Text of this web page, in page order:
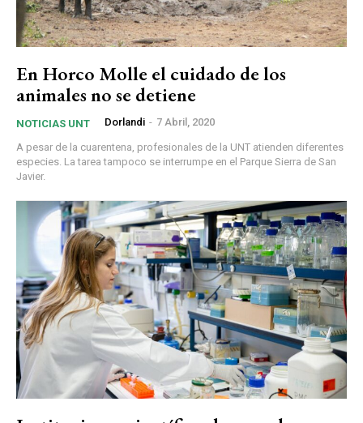
En Horco Molle el cuidado de los
animales no se detiene
NOTICIAS UNT Dorlandi - 7 Abril, 2020
A pesar de la cuarentena, profesionales de la UNT atienden diferentes
especies. La tarea tampoco se interrumpe en el Parque Sierra de San
Javier.